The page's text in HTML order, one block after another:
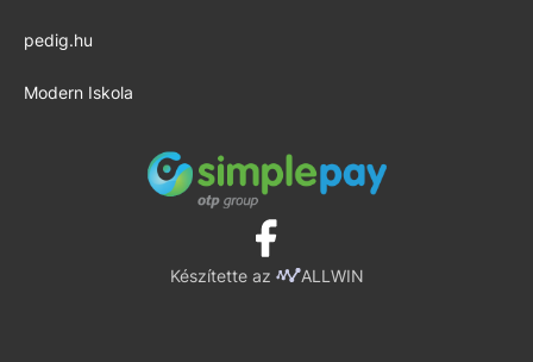
pedig.hu
Modern Iskola
Készítette az ALLWIN